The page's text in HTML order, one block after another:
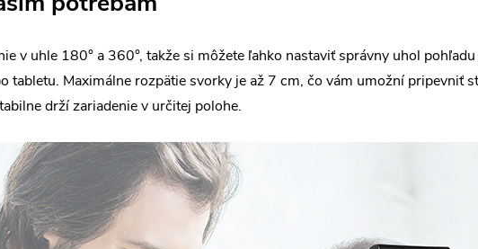
v uhle 180° a 360°, takže si môžete ľahko nastaviť správny uhol
tabletu. Maximálne rozpätie svorky je až 7 cm, čo vám umožní pripevniť
drží zariadenie v určitej polohe.